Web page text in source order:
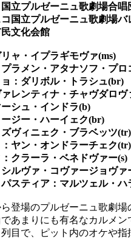
立プルゼーニュ歌劇場合唱
国立プルゼーニュ歌劇場バ
文化会館
ャ・イプラギモヴァ(ms)
プラメン・アタナソフ・プ
：ダリボル・トラシュ(br)
レンティナ・チャヴダロヴ
シュ・インドラ(b)
ジー・ハーイェク(br)
ヴィニェク・ブラベッツ(tr)
ヤン・オンドラーチェク(tr)
クラーラ・ベネドヴァー(s)
ルヴァ・コヴァージョヴ
スティア：マルツェル・ハ
登場のプルゼーニュ歌劇
あまりにも有名なカルメ
目で、ピット内のオケや